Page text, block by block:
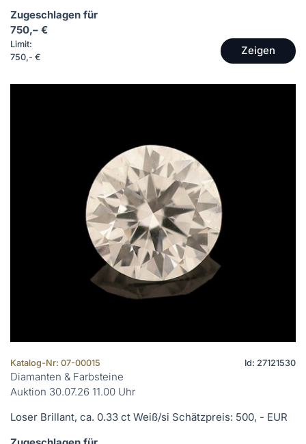
Zugeschlagen für
750,– €
Limit:
750,- €
Zeigen
Katalog-Nr: 07-00015 Id: 27121530
Diamanten & Farbsteine
Auktion 30.07.26 11.00 Uhr
Loser Brillant, ca. 0.33 ct Weiß/si Schätzpreis: 500, - EUR